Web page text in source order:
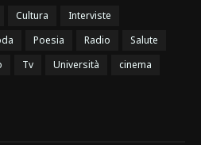
Cultura
Interviste
Poesia Radio
Salute
Tv Università
cinema